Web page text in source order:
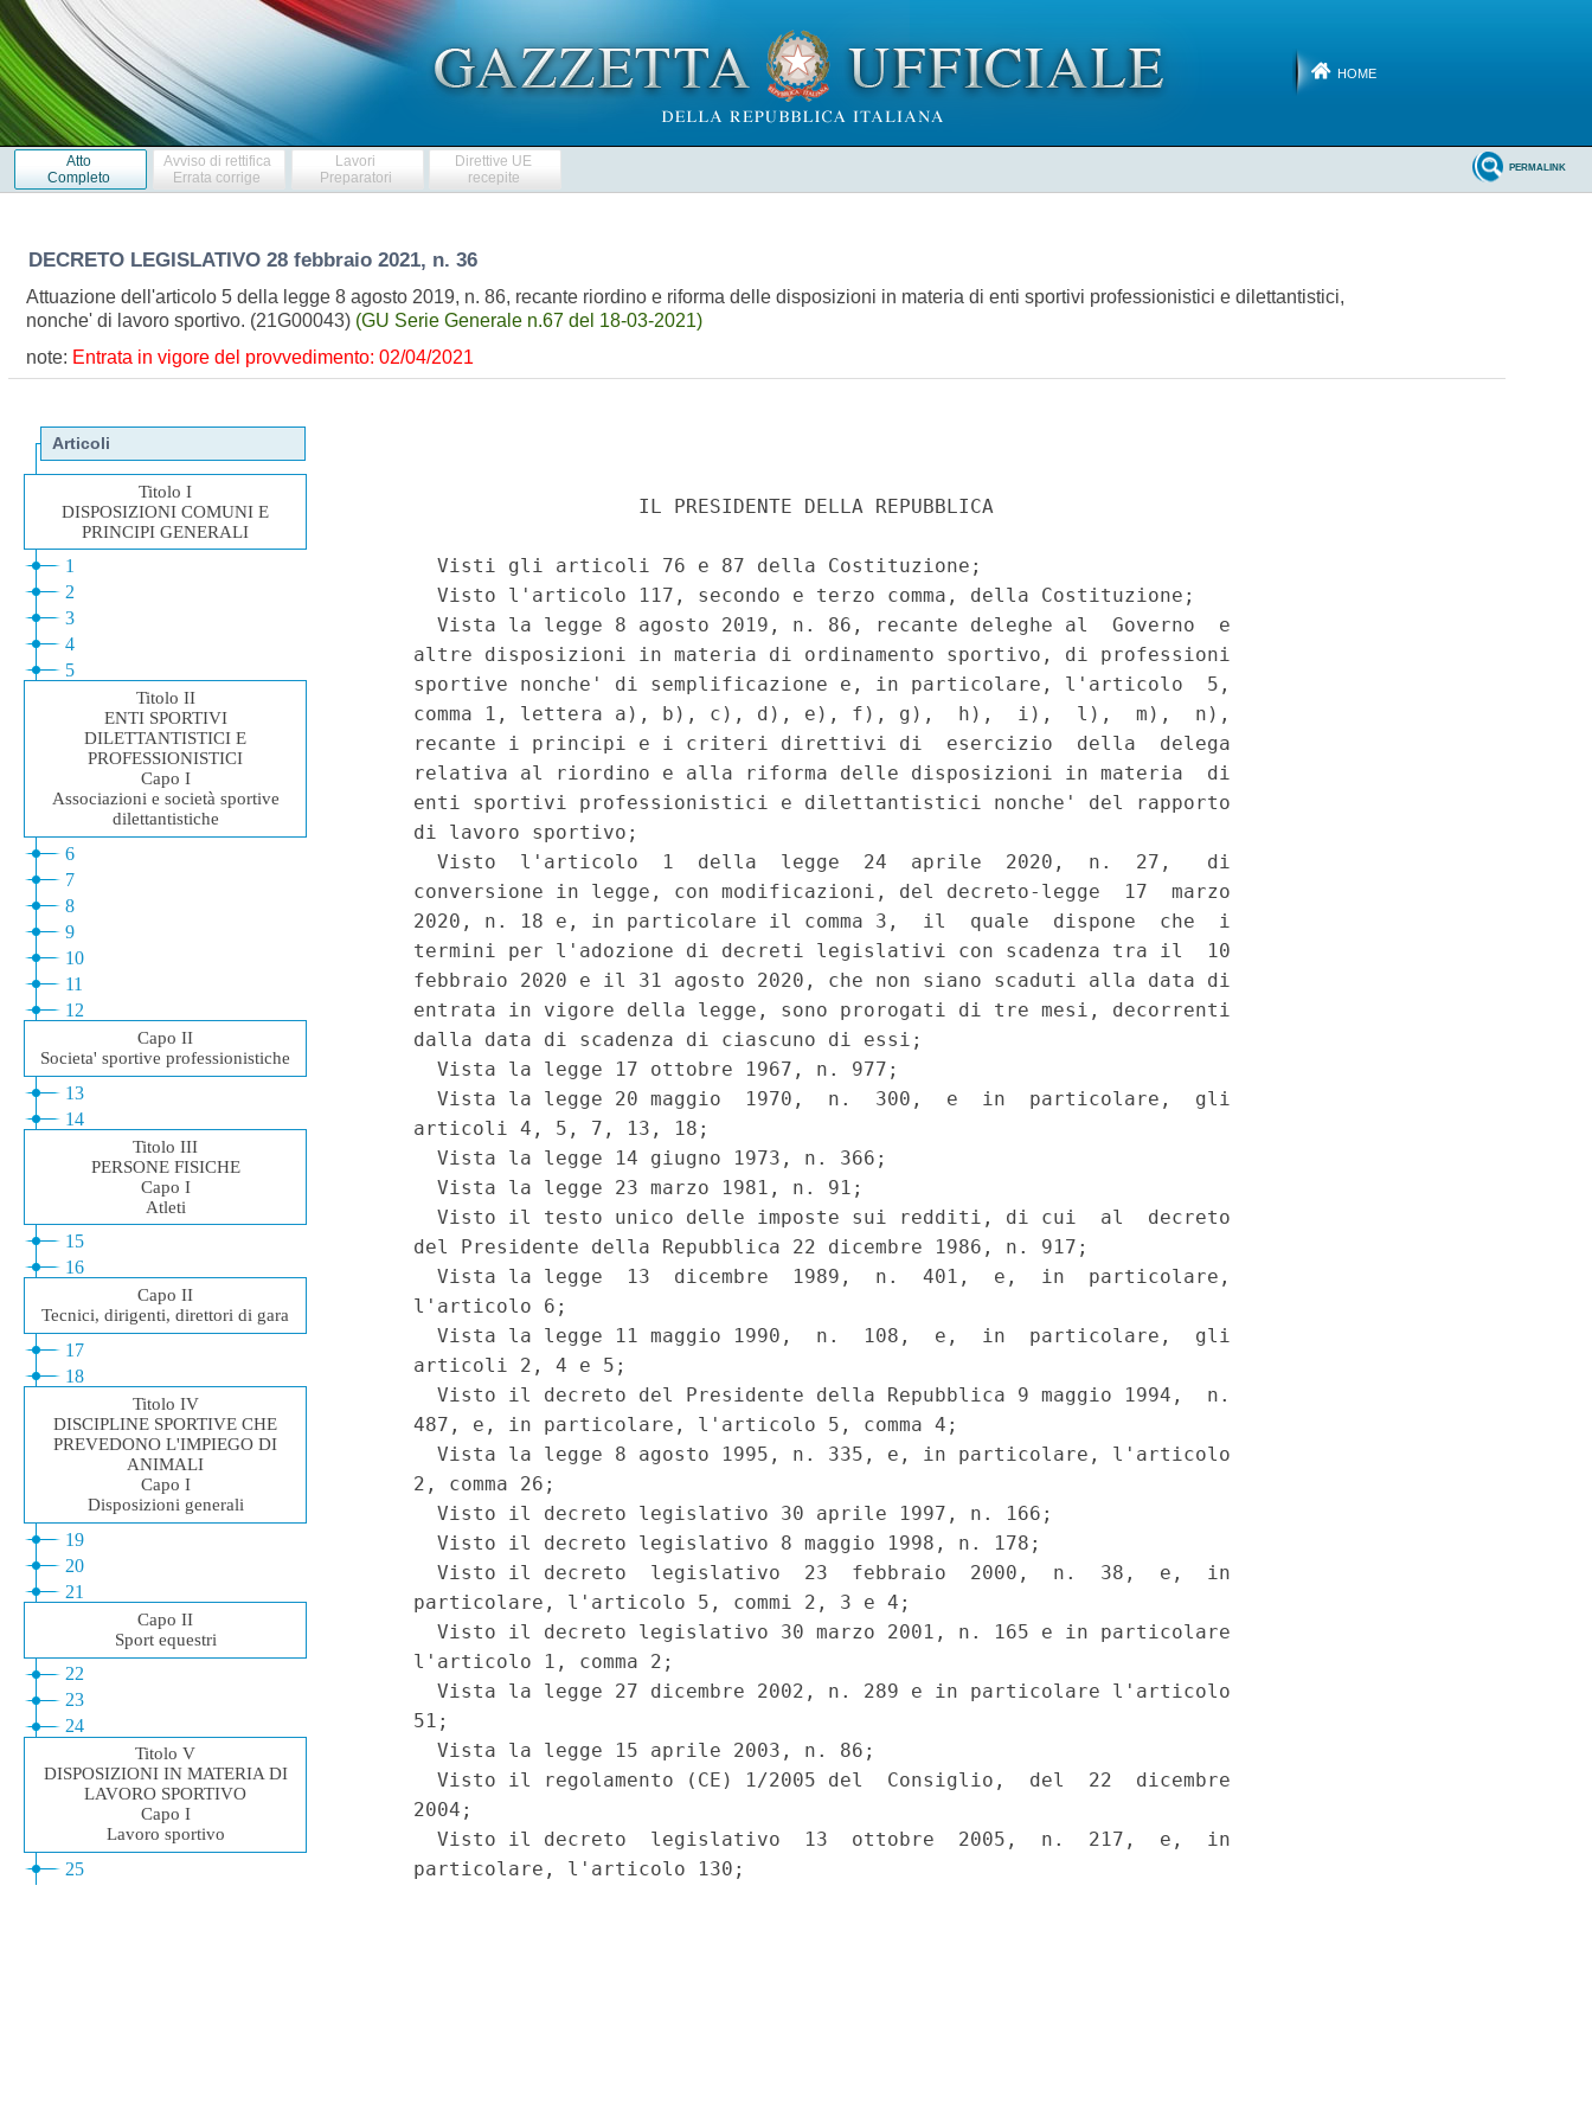
HOME
Atto
Completo
Avviso di rettifica
Errata corrige
Lavori
Preparatori
Direttive UE
recepite
PERMALINK
DECRETO LEGISLATIVO 28 febbraio 2021, n. 36
Attuazione dell'articolo 5 della legge 8 agosto 2019, n. 86, recante riordino e riforma delle disposizioni in materia di enti sportivi professionistici e dilettantistici,
nonche' di lavoro sportivo. (21G00043) (GU Serie Generale n.67 del 18-03-2021)
note: Entrata in vigore del provvedimento: 02/04/2021